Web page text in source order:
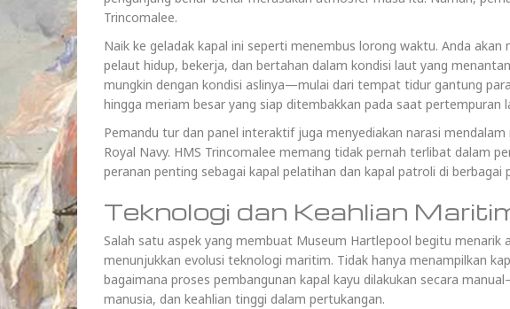
Trincomalee.
Naik ke geladak kapal ini seperti menembus lorong waktu. Anda
pelaut hidup, bekerja, dan bertahan dalam kondisi laut yang
mungkin dengan kondisi aslinya—mulai dari tempat tidur gantung
hingga meriam besar yang siap ditembakkan pada saat pertempuran
Pemandu tur dan panel interaktif juga menyediakan narasi
Royal Navy. HMS Trincomalee memang tidak pernah terlibat dalam
peranan penting sebagai kapal pelatihan dan kapal patroli di berbagai
Teknologi dan Keahlian
Salah satu aspek yang membuat Museum Hartlepool begitu menarik
menunjukkan evolusi teknologi maritim. Tidak hanya menampilkan
bagaimana proses pembangunan kapal kayu dilakukan secara
manusia, dan keahlian tinggi dalam pertukangan.